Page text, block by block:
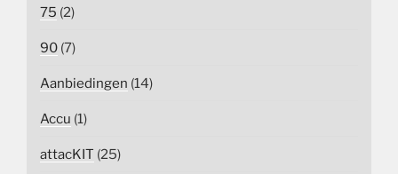
75 (2)
90 (7)
Aanbiedingen (14)
Accu (1)
attacKIT (25)